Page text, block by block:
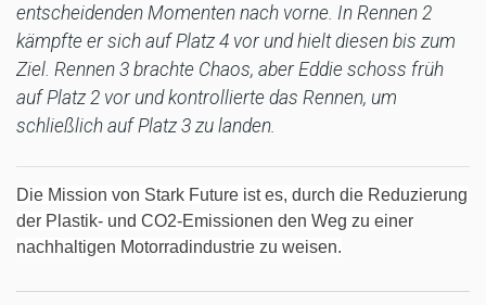
entscheidenden Momenten nach vorne. In Rennen 2
kämpfte er sich auf Platz 4 vor und hielt diesen bis zum
Ziel. Rennen 3 brachte Chaos, aber Eddie schoss früh
auf Platz 2 vor und kontrollierte das Rennen, um
schließlich auf Platz 3 zu landen.
Die Mission von Stark Future ist es, durch die Reduzierung
der Plastik- und CO2-Emissionen den Weg zu einer
nachhaltigen Motorradindustrie zu weisen.